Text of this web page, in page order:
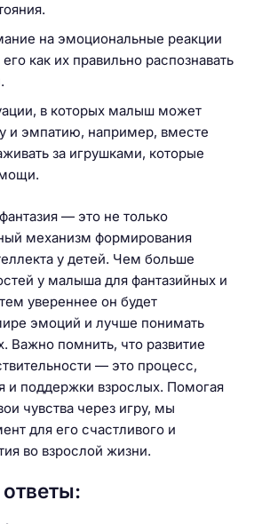
на эмоциональные реакции
как их правильно распознавать
в которых малыш может
и эмпатию, например, вместе
за игрушками, которые
— это не только
механизм формирования
у детей. Чем больше
у малыша для фантазийных и
увереннее он будет
эмоций и лучше понимать
Важно помнить, что развитие
— это процесс,
и поддержки взрослых. Помогая
чувства через игру, мы
для его счастливого и
во взрослой жизни.